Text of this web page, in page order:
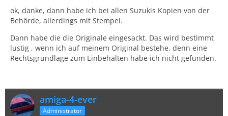
ok, danke, dann habe ich bei allen Suzukis Kopien von der
Behörde, allerdings mit Stempel.
Dann habe die die Originale eingesackt. Das wird bestimmt
lustig , wenn ich auf meinem Original bestehe, denn eine
Rechtsgrundlage zum Einbehalten habe ich nicht gefunden.
amiga-4-ever
Administrator